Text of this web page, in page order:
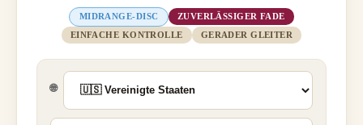
MIDRANGE-DISC
ZUVERLÄSSIGER FADE
EINFACHE KONTROLLE
GERADER GLEITER
🌐